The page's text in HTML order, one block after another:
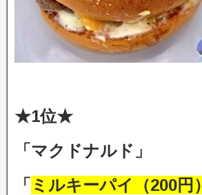
★1位★
「マクドナルド」
「 ミルキーパイ（200円）